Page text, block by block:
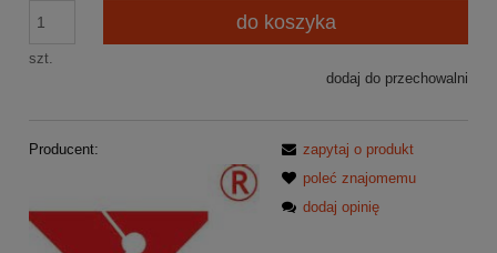
szt.
do koszyka
dodaj do przechowalni
Producent:
zapytaj o produkt
poleć znajomemu
dodaj opinię